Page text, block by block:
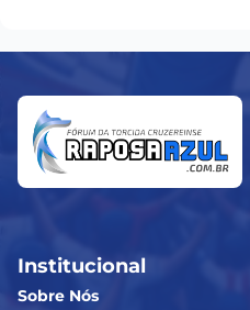
Institucional
Sobre Nós